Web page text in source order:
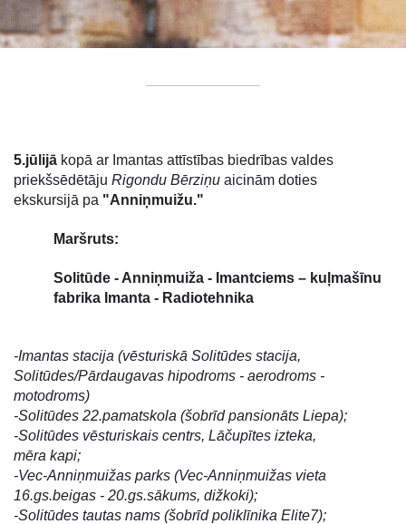
5.jūlijā kopā ar Imantas attīstības biedrības valdes
priekšsēdētāju Rigondu Bērziņu aicinām doties
ekskursijā pa "Anniņmuižu."
Maršruts:
Solitūde - Anniņmuiža - Imantciems – kuļmašīnu
fabrika Imanta - Radiotehnika
-Imantas stacija (vēsturiskā Solitūdes stacija,
Solitūdes/Pārdaugavas hipodroms - aerodroms -
motodroms)
-Solitūdes 22.pamatskola (šobrīd pansionāts Liepa);
-Solitūdes vēsturiskais centrs, Lāčupītes izteka,
mēra kapi;
-Vec-Anniņmuižas parks (Vec-Anniņmuižas vieta
16.gs.beigas - 20.gs.sākums, dižkoki);
-Solitūdes tautas nams (šobrīd poliklīnika Elite7);